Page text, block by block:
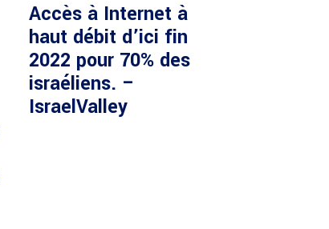
Accès à Internet à
haut débit d’ici fin
2022 pour 70% des
israéliens. –
IsraelValley